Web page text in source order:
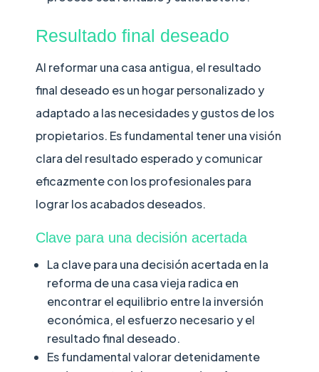
Resultado final deseado
Al reformar una casa antigua, el resultado
final deseado es un hogar personalizado y
adaptado a las necesidades y gustos de los
propietarios. Es fundamental tener una visión
clara del resultado esperado y comunicar
eficazmente con los profesionales para
lograr los acabados deseados.
Clave para una decisión acertada
La clave para una decisión acertada en la
reforma de una casa vieja radica en
encontrar el equilibrio entre la inversión
económica, el esfuerzo necesario y el
resultado final deseado.
Es fundamental valorar detenidamente